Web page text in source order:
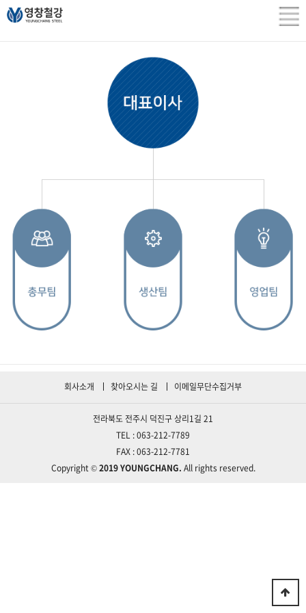
회사소개 찾아오시는 길 이메일무단수집거부
전라북도 전주시 덕진구 상리1길 21
TEL : 063-212-7789
FAX : 063-212-7781
Copyright ©2019 YOUNGCHANG. All rights reserved.